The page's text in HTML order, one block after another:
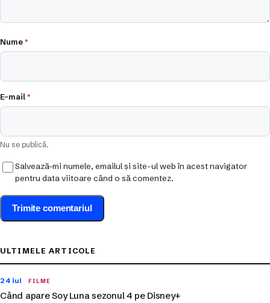
Nume*
E-mail*
Nu se publică.
Salvează-mi numele, emailul și site-ul web în acest navigator
pentru data viitoare când o să comentez.
ULTIMELE ARTICOLE
24 iul FILME
Când apare Soy Luna sezonul 4 pe Disney+